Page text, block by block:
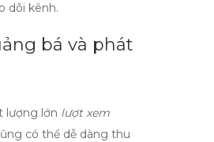
dõi kênh.
bá và phát
lượng lớn lượt xem
có thể dễ dàng thu